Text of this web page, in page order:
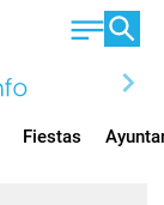
chevron_right
Fiestas